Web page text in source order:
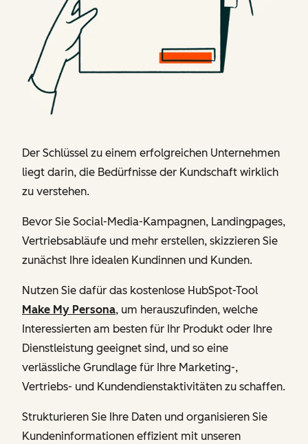
Der Schlüssel zu einem erfolgreichen Unternehmen
liegt darin, die Bedürfnisse der Kundschaft wirklich
zu verstehen.
Bevor Sie Social-Media-Kampagnen, Landingpages,
Vertriebsabläufe und mehr erstellen, skizzieren Sie
zunächst Ihre idealen Kundinnen und Kunden.
Nutzen Sie dafür das kostenlose HubSpot-Tool
Make My Persona, um herauszufinden, welche
Interessierten am besten für Ihr Produkt oder Ihre
Dienstleistung geeignet sind, und so eine
verlässliche Grundlage für Ihre Marketing-,
Vertriebs- und Kundendienstaktivitäten zu schaffen.
Strukturieren Sie Ihre Daten und organisieren Sie
Kundeninformationen effizient mit unseren